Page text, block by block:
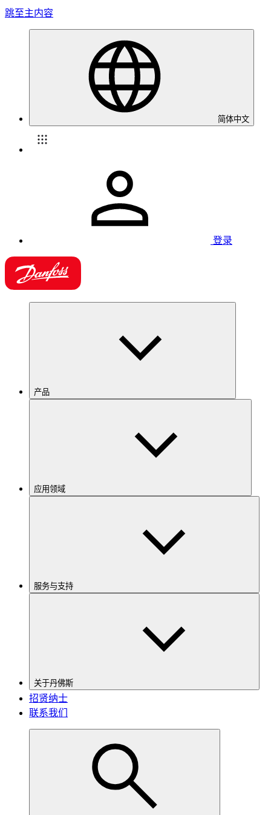
跳至主内容
简体中文
登录
产品
应用领域
服务与支持
关于丹佛斯
招贤纳士
联系我们